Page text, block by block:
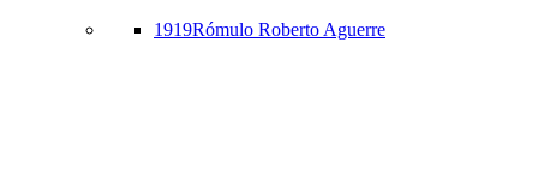
1919Rómulo Roberto Aguerre